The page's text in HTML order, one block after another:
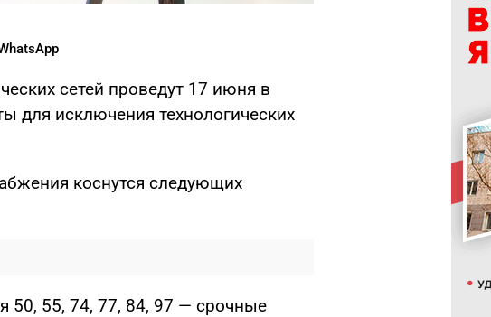
сетей проведут 17 июня в
для исключения технологических
коснутся следующих
50, 55, 74, 77, 84, 97 — срочные
18:47
18:29